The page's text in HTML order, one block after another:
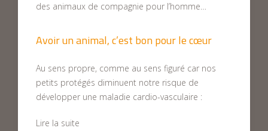
des animaux de compagnie pour l’homme…
Avoir un animal, c’est bon pour le cœur
Au sens propre, comme au sens figuré car nos
petits protégés diminuent notre risque de
développer une maladie cardio-vasculaire :
Lire la suite